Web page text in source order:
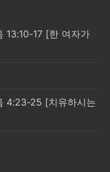
13:10-17 [한 여자가
4:23-25 [치유하시는